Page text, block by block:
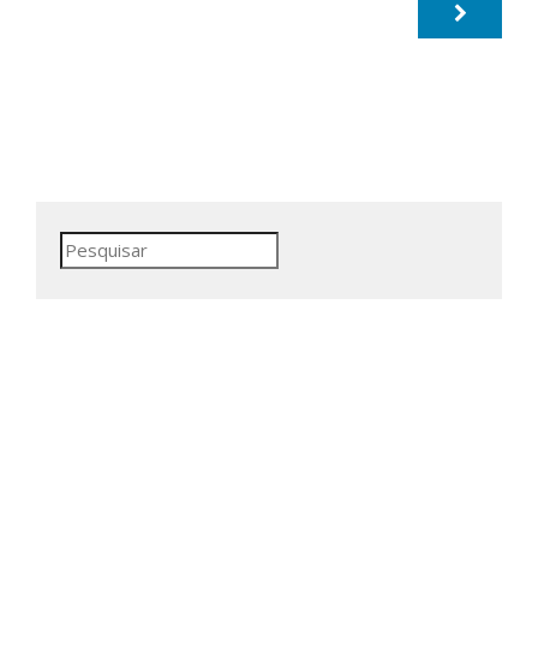
Pesquisar